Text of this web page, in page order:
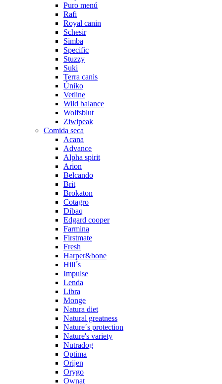
Puro menú
Rafi
Royal canin
Schesir
Simba
Specific
Stuzzy
Suki
Terra canis
Úniko
Vetline
Wild balance
Wolfsblut
Ziwipeak
Comida seca
Acana
Advance
Alpha spirit
Arion
Belcando
Brit
Brokaton
Cotagro
Dibaq
Edgard cooper
Farmina
Firstmate
Fresh
Harper&bone
Hill´s
Impulse
Lenda
Libra
Monge
Natura diet
Natural greatness
Nature´s protection
Nature's variety
Nutradog
Optima
Orijen
Orygo
Ownat